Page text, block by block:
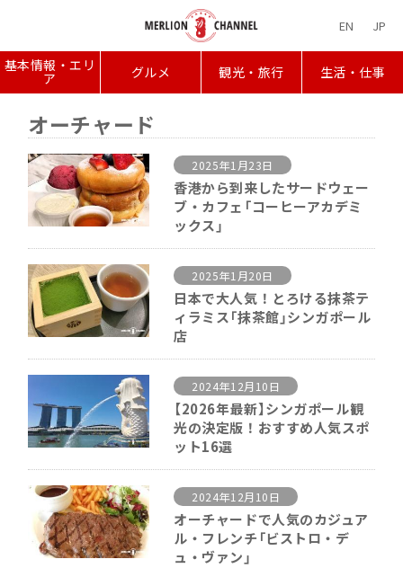
EN JP
基本情報・エリ
ア グルメ 観光・旅行 生活・仕事
オーチャード
2025年1月23日
香港から到来したサードウェー
ブ・カフェ「コーヒーアカデミ
ックス」
2025年1月20日
日本で大人気！とろける抹茶テ
ィラミス「抹茶館」シンガポール
店
2024年12月10日
【2026年最新】シンガポール観
光の決定版！おすすめ人気スポ
ット16選
2024年12月10日
オーチャードで人気のカジュア
ル・フレンチ「ビストロ・デ
ュ・ヴァン」